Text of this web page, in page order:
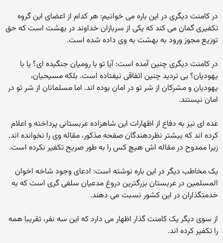
در کامنت دیگری در این باره می خوانیم: هر کدام از اعضای این گروه
تکفیری گمان می کند که یکی از سربازان خداوند در بهشت است که حق
توزیع مجوز ورود به بهشت به وی داده شده است.
در کامنت دیگری چنین آمده است: آیا تو با رومیان جنگیده ای؟ یا با
یهودیان؟ بی تردید چنین اتفاقی نیفتاده است. بلکه مسیحیان،
یهودیان و مشرکان از شر تو در امان بوده اند. اما مسلمانان از شر تو در
امان نیستند.
عده ای نیز به دفاع از اظهارات این شاهزاده عربستانی پرداخته و اعلام
کرده اند که بیشتر نظردهندگان صفحه مذکور، مقاله وی را نخوانده اند.
زیرا ممدوح در مقاله اش هیچ کس را به طور صریح تکفیر نکرده است.
یک مخاطب دیگر در این باره نوشته است: ادعای وجود شاخه اخوان
المسلمین در عربستان بزرگترین دروغ مدعیان سلفی گری است که به
خدمتگذاران در این کشور نسبت می دهند.
از سوی دیگر یک کامنت گذار اظهار می دارد که این سه نفر، تقریبا همه
را تکفیر کرده اند.